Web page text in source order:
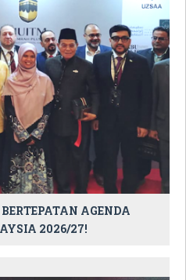
AGENDA
2026/27!